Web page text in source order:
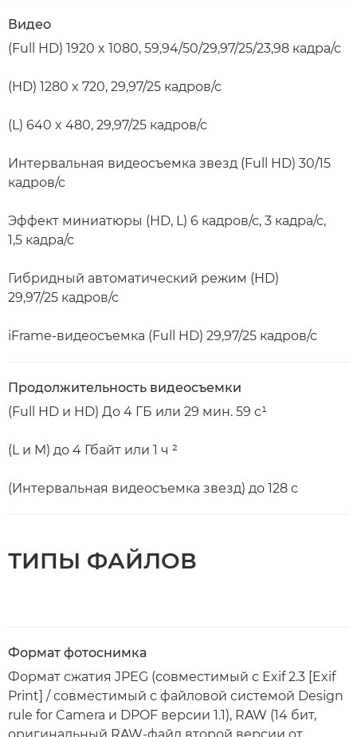
Видео
(Full HD) 1920 x 1080, 59,94/50/29,97/25/23,98 кадра/с
(HD) 1280 x 720, 29,97/25 кадров/с
(L) 640 x 480, 29,97/25 кадров/с
Интервальная видеосъемка звезд (Full HD) 30/15
кадров/с
Эффект миниатюры (HD, L) 6 кадров/с, 3 кадра/с,
1,5 кадра/с
Гибридный автоматический режим (HD)
29,97/25 кадров/с
iFrame-видеосъемка (Full HD) 29,97/25 кадров/с
Продолжительность видеосъемки
(Full HD и HD) До 4 ГБ или 29 мин. 59 с¹
(L и M) до 4 Гбайт или 1 ч ²
(Интервальная видеосъемка звезд) до 128 с
ТИПЫ ФАЙЛОВ
Формат фотоснимка
Формат сжатия JPEG (совместимый с Exif 2.3 [Exif
Print] / совместимый с файловой системой Design
rule for Camera и DPOF версии 1.1), RAW (14 бит,